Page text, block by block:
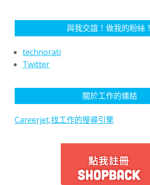
與我交誼！做我的粉絲！
technorati
Twitter
關於工作的連結
Careerjet,找工作的搜尋引擎